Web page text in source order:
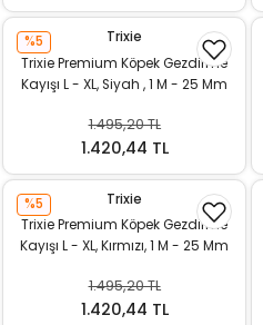
%5
Trixie
Trixie Premium Köpek Gezdirme
Kayışı L - XL, Siyah , 1 M - 25 Mm
1.495,20 TL
1.420,44 TL
%5
Trixie
Trixie Premium Köpek Gezdirme
Kayışı L - XL, Kırmızı, 1 M - 25 Mm
1.495,20 TL
1.420,44 TL